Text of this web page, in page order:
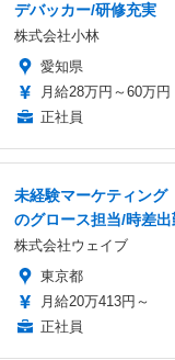
デバッカー/研修充実
株式会社小林
愛知県
月給28万円～60万円
正社員
未経験マーケティング
のグロース担当/時差出
株式会社ウェイブ
東京都
月給20万413円～
正社員